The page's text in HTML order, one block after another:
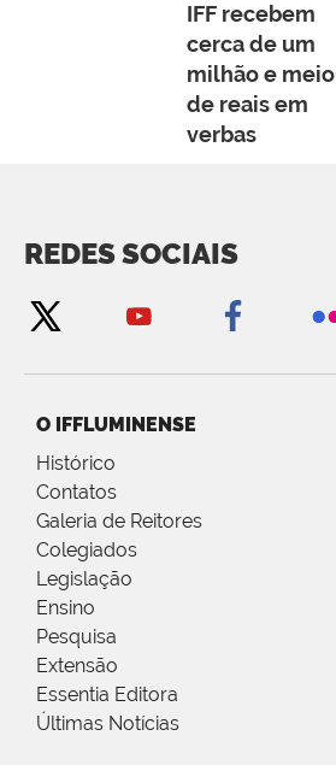
IFF recebem
cerca de um
milhão e meio
de reais em
verbas
REDES SOCIAIS
O IFFLUMINENSE
Histórico
Contatos
Galeria de Reitores
Colegiados
Legislação
Ensino
Pesquisa
Extensão
Essentia Editora
Últimas Notícias